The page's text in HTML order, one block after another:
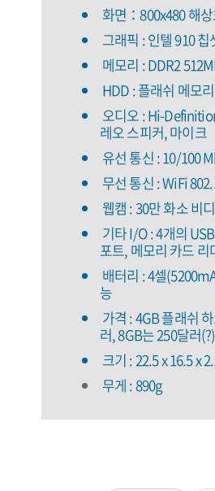
화면：800x480 해
그래픽 : 인텔 910 칩
메모리 : DDR2
HDD : 플래쉬 메모
오디오 : Hi-
레오 스피커, 마이크
유선 통신 : 10/100
무선 통신 : WiFi
웹캠 : 30만 화소 비
기타 I/O : 4개의
포트, 메모리 카드 리
배터리 : 4셀
능
가격 : 4GB 플래쉬
러, 8GB는 250달러(?)
크기 : 22.5 x 16.5 x
무게 : 890g